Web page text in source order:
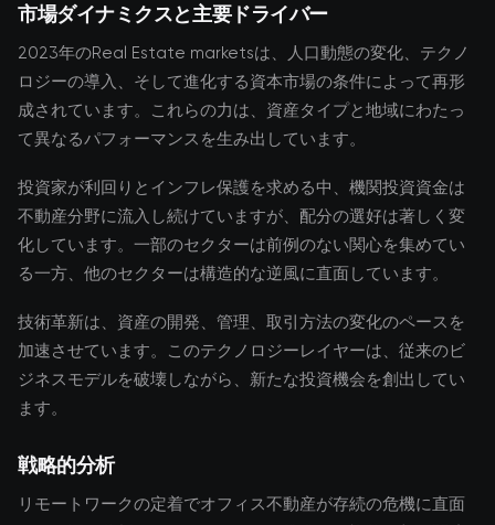
市場ダイナミクスと主要ドライバー
2023年のReal Estate marketsは、人口動態の変化、テクノ
ロジーの導入、そして進化する資本市場の条件によって再形
成されています。これらの力は、資産タイプと地域にわたっ
て異なるパフォーマンスを生み出しています。
投資家が利回りとインフレ保護を求める中、機関投資資金は
不動産分野に流入し続けていますが、配分の選好は著しく変
化しています。一部のセクターは前例のない関心を集めてい
る一方、他のセクターは構造的な逆風に直面しています。
技術革新は、資産の開発、管理、取引方法の変化のペースを
加速させています。このテクノロジーレイヤーは、従来のビ
ジネスモデルを破壊しながら、新たな投資機会を創出してい
ます。
戦略的分析
リモートワークの定着でオフィス不動産が存続の危機に直面